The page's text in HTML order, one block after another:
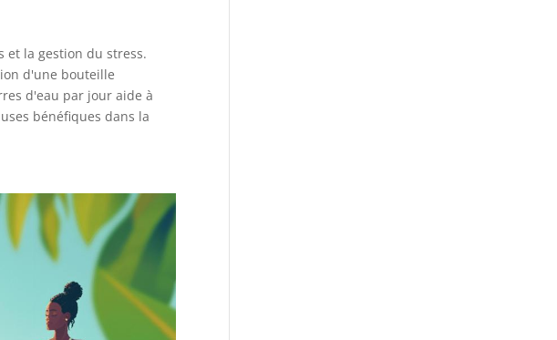
et la gestion du stress.
d'une bouteille
d'eau par jour aide à
bénéfiques dans la